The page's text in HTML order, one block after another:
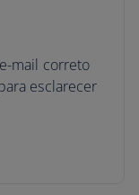
mail correto
esclarecer